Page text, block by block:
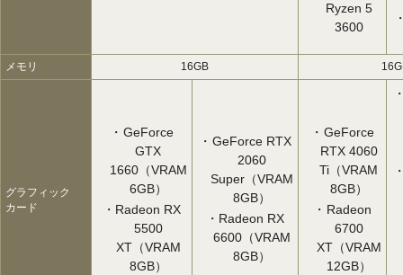
Ryzen 5
3600
メモリ 16GB
グラフィック
カード
GeForce
GTX
1660（VRAM
6GB）
Radeon RX
5500
XT（VRAM
8GB）
GeForce RTX
2060
Super（VRAM
8GB）
Radeon RX
6600（VRAM
8GB）
GeForce
RTX 4060
Ti（VRAM
8GB）
Radeon
6700
XT（VRAM
12GB）